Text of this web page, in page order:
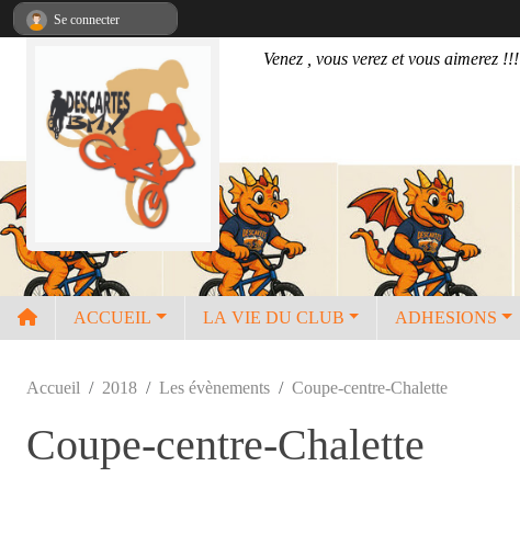
Venez , vous verez et vous aimerez !!!
ACCUEIL LA VIE DU CLUB ADHESIONS
Accueil 2018 Les évènements Coupe-centre-Chalette
Coupe-centre-Chalette
Se connecter
Panneau de gestion des cookies